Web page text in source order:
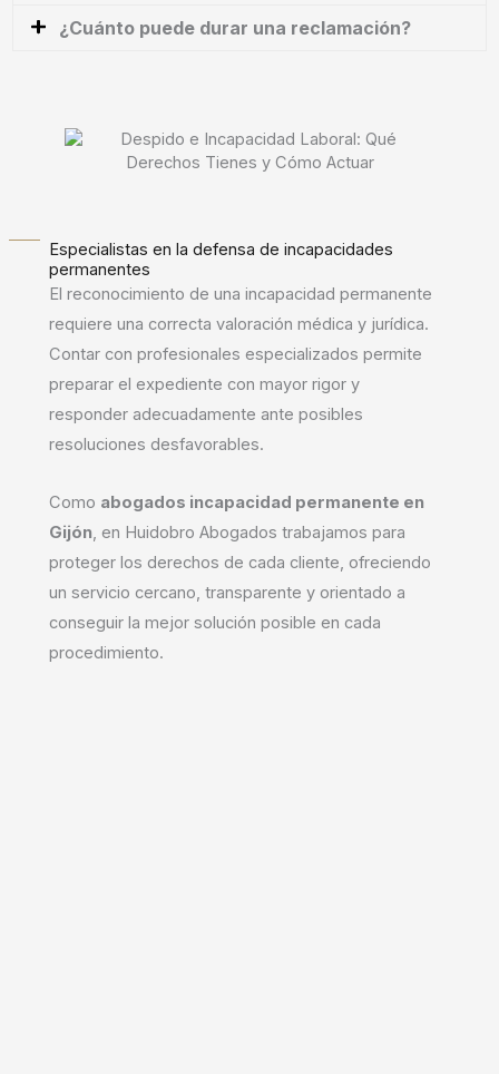
¿Cuánto puede durar una reclamación?
Especialistas en la defensa de incapacidades
permanentes
El reconocimiento de una incapacidad permanente
requiere una correcta valoración médica y jurídica.
Contar con profesionales especializados permite
preparar el expediente con mayor rigor y
responder adecuadamente ante posibles
resoluciones desfavorables.
Como abogados incapacidad permanente en
Gijón, en Huidobro Abogados trabajamos para
proteger los derechos de cada cliente, ofreciendo
un servicio cercano, transparente y orientado a
conseguir la mejor solución posible en cada
procedimiento.